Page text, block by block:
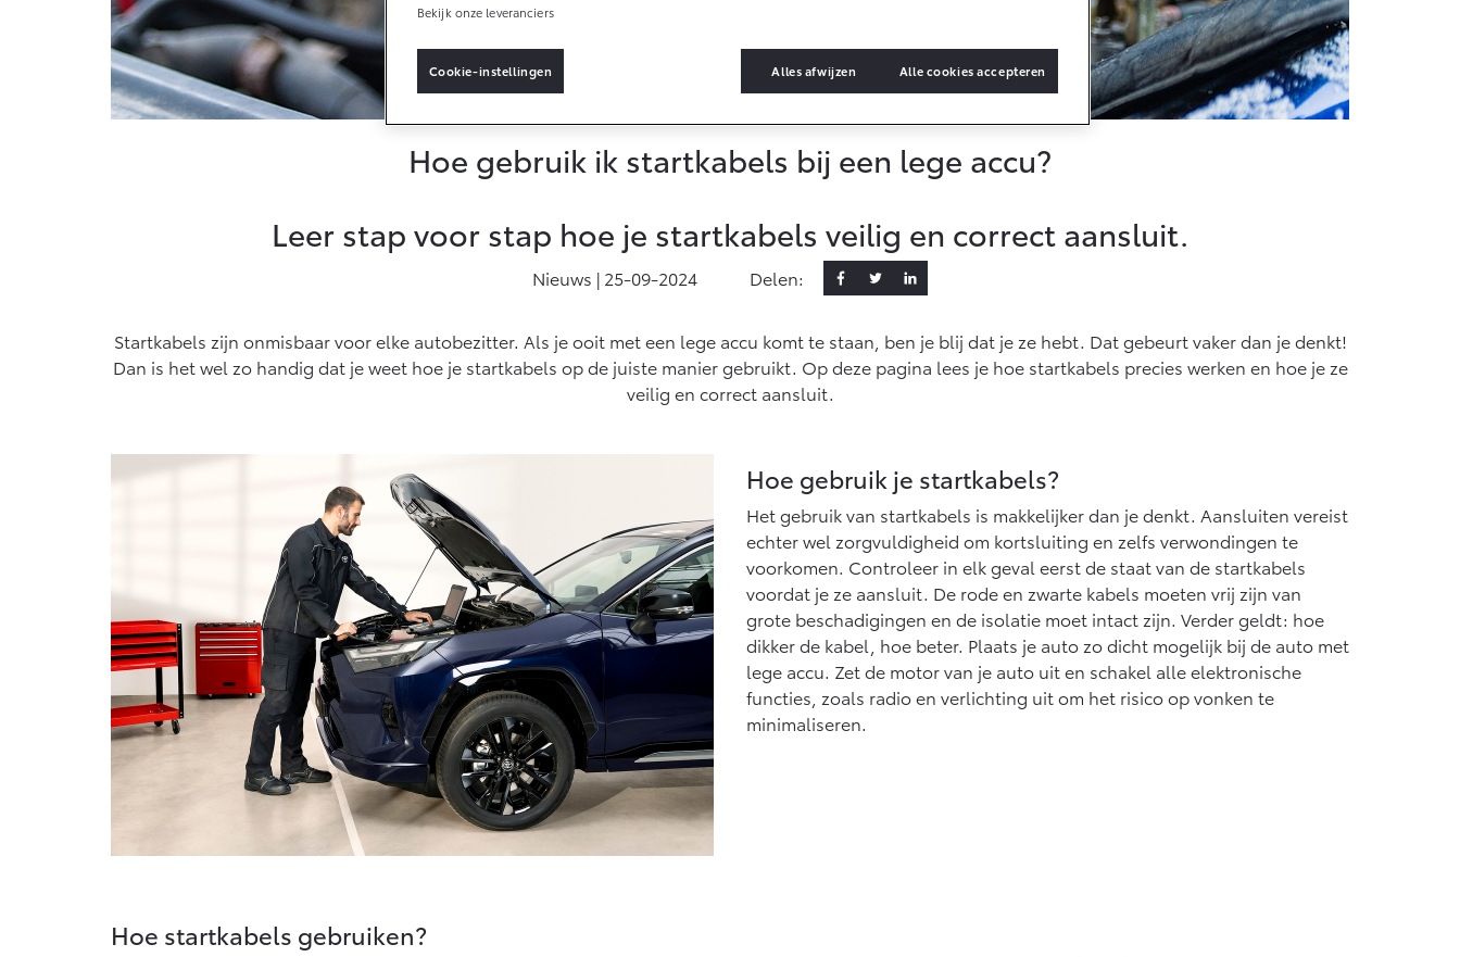
Connected
Connected Services
MyToyota login
Abonnementen
Multimedia
Hoe gebruik ik startkabels bij een lege accu?
Leer stap voor stap hoe je startkabels veilig en correct aansluit.
Nieuws | 25-09-2024 Delen:
Startkabels zijn onmisbaar voor elke autobezitter. Als je ooit met een lege accu komt te staan, ben je blij dat je ze hebt. Dat gebeurt vaker dan je denkt!
Dan is het wel zo handig dat je weet hoe je startkabels op de juiste manier gebruikt. Op deze pagina lees je hoe startkabels precies werken en hoe je ze
veilig en correct aansluit.
Hoe gebruik je startkabels?
Het gebruik van startkabels is makkelijker dan je denkt. Aansluiten vereist
echter wel zorgvuldigheid om kortsluiting en zelfs verwondingen te
voorkomen. Controleer in elk geval eerst de staat van de startkabels
voordat je ze aansluit. De rode en zwarte kabels moeten vrij zijn van
grote beschadigingen en de isolatie moet intact zijn. Verder geldt: hoe
dikker de kabel, hoe beter. Plaats je auto zo dicht mogelijk bij de auto met
lege accu. Zet de motor van je auto uit en schakel alle elektronische
functies, zoals radio en verlichting uit om het risico op vonken te
minimaliseren.
Hoe startkabels gebruiken?
Bekijk onze leveranciers
Cookie-instellingen Alles afwijzen Alle cookies accepteren